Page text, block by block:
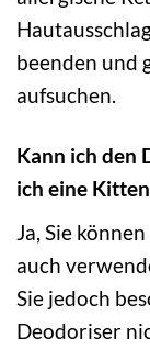
beenden und
aufsuchen.
Kann ich den
ich eine
Ja, Sie
auch
Sie jedoch
Deodoriser